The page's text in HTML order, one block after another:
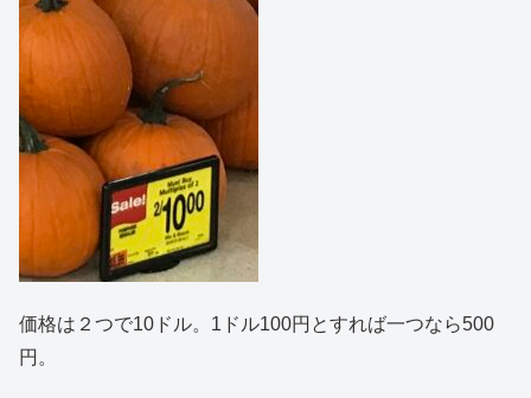
価格は２つで10ドル。1ドル100円とすれば一つなら500
円。